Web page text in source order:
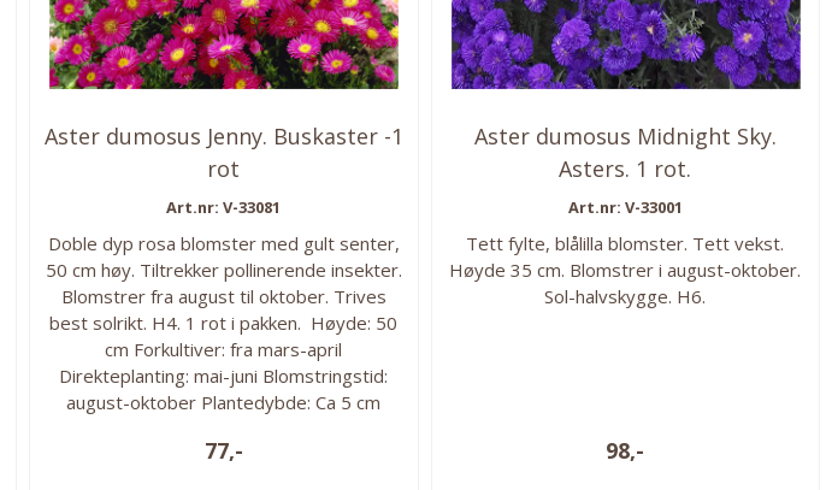
Aster dumosus Jenny. Buskaster -1
rot
Art.nr: V-33081
Doble dyp rosa blomster med gult senter,
50 cm høy. Tiltrekker pollinerende insekter.
Blomstrer fra august til oktober. Trives
best solrikt. H4. 1 rot i pakken. Høyde: 50
cm Forkultiver: fra mars-april
Direkteplanting: mai-juni Blomstringstid:
august-oktober Plantedybde: Ca 5 cm
halvskygge, veldrenert fuktig jord.
77,-
Aster dumosus Midnight Sky.
Asters. 1 rot.
Art.nr: V-33001
Tett fylte, blålilla blomster. Tett vekst.
Høyde 35 cm. Blomstrer i august-oktober.
Sol-halvskygge. H6.
98,-